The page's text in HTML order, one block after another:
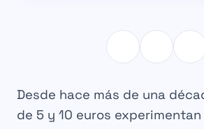
Desde hace más de una
de 5 y 10 euros experimentan